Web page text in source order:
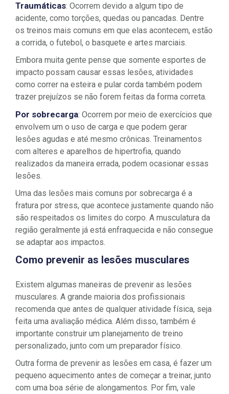
Traumáticas: Ocorrem devido a algum tipo de
acidente, como torções, quedas ou pancadas. Dentre
os treinos mais comuns em que elas acontecem, estão
a corrida, o futebol, o basquete e artes marciais.
Embora muita gente pense que somente esportes de
impacto possam causar essas lesões, atividades
como correr na esteira e pular corda também podem
trazer prejuízos se não forem feitas da forma correta.
Por sobrecarga: Ocorrem por meio de exercícios que
envolvem um o uso de carga e que podem gerar
lesões agudas e até mesmo crônicas. Treinamentos
com alteres e aparelhos de hipertrofia, quando
realizados da maneira errada, podem ocasionar essas
lesões.
Uma das lesões mais comuns por sobrecarga é a
fratura por stress, que acontece justamente quando não
são respeitados os limites do corpo. A musculatura da
região geralmente já está enfraquecida e não consegue
se adaptar aos impactos.
Como prevenir as lesões musculares
Existem algumas maneiras de prevenir as lesões
musculares. A grande maioria dos profissionais
recomenda que antes de qualquer atividade física, seja
feita uma avaliação médica. Além disso, também é
importante construir um planejamento de treino
personalizado, junto com um preparador físico.
Outra forma de prevenir as lesões em casa, é fazer um
pequeno aquecimento antes de começar a treinar, junto
com uma boa série de alongamentos. Por fim, vale